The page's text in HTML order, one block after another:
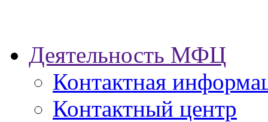
Деятельность МФЦ
Контактная
Контактный центр